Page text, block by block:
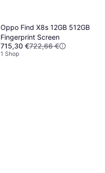
Oppo Find X8s 12GB 512GB
Fingerprint Screen
715,30 €722,66 €
1 Shop